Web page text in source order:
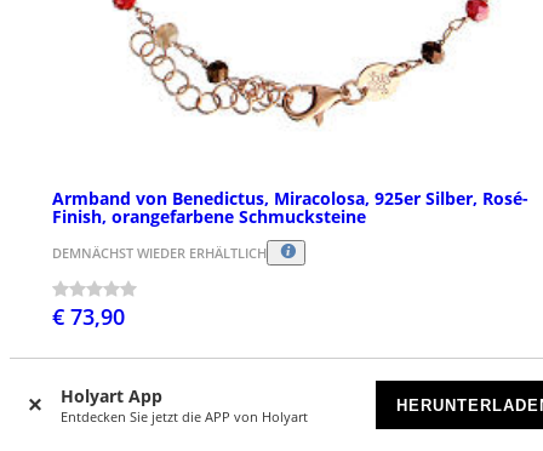
Holyart App
Entdecken Sie jetzt die APP von Holyart
Armband von Benedictus, Miracolosa, 925er Silber, Rosé-
Finish, orangefarbene Schmucksteine
DEMNÄCHST WIEDER ERHÄLTLICH
€ 73,90